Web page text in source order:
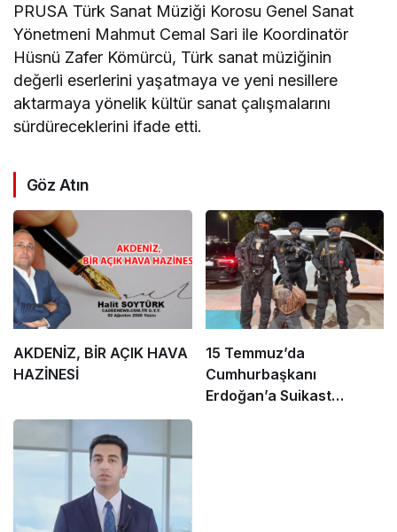
PRUSA Türk Sanat Müziği Korosu Genel Sanat
Yönetmeni Mahmut Cemal Sari ile Koordinatör
Hüsnü Zafer Kömürcü, Türk sanat müziğinin
değerli eserlerini yaşatmaya ve yeni nesillere
aktarmaya yönelik kültür sanat çalışmalarını
sürdüreceklerini ifade etti.
Göz Atın
AKDENİZ, BİR AÇIK HAVA
HAZİNESİ
15 Temmuz’da
Cumhurbaşkanı
Erdoğan’a Suikast